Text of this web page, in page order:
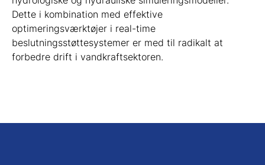
Dette i kombination med effektive
optimeringsværktøjer i real-time
beslutningsstøttesystemer er med til radikalt at
forbedre drift i vandkraftsektoren.